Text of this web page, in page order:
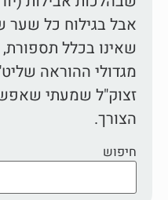
אבל בגילוח כל שער
שאינו בכלל
מגדולי ההוראה
זצוק"ל שמעתי
הצורך.
חיפוש